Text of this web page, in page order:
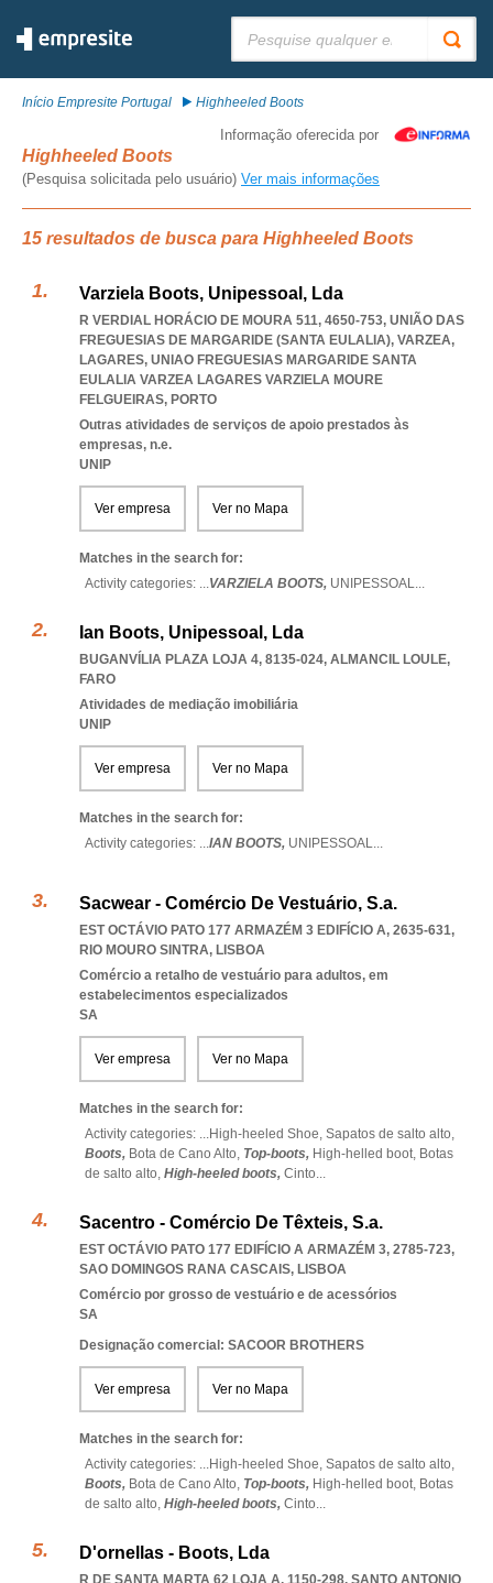
Início Empresite Portugal Highheeled Boots
Informação oferecida por
Highheeled Boots
(Pesquisa solicitada pelo usuário) Ver mais informações
15 resultados de busca para Highheeled Boots
Varziela Boots, Unipessoal, Lda
R VERDIAL HORÁCIO DE MOURA 511, 4650-753, UNIÃO DAS
FREGUESIAS DE MARGARIDE (SANTA EULALIA), VARZEA,
LAGARES, UNIAO FREGUESIAS MARGARIDE SANTA
EULALIA VARZEA LAGARES VARZIELA MOURE
FELGUEIRAS, PORTO
Outras atividades de serviços de apoio prestados às
empresas, n.e.
UNIP
Ver empresa Ver no Mapa
Matches in the search for:
Activity categories: ...VARZIELA BOOTS, UNIPESSOAL...
Ian Boots, Unipessoal, Lda
BUGANVÍLIA PLAZA LOJA 4, 8135-024, ALMANCIL LOULE,
FARO
Atividades de mediação imobiliária
UNIP
Ver empresa Ver no Mapa
Matches in the search for:
Activity categories: ...IAN BOOTS, UNIPESSOAL...
Sacwear - Comércio De Vestuário, S.a.
EST OCTÁVIO PATO 177 ARMAZÉM 3 EDIFÍCIO A, 2635-631,
RIO MOURO SINTRA, LISBOA
Comércio a retalho de vestuário para adultos, em
estabelecimentos especializados
SA
Ver empresa Ver no Mapa
Matches in the search for:
Activity categories: ...High-heeled Shoe, Sapatos de salto alto,
Boots, Bota de Cano Alto, Top-boots, High-helled boot, Botas
de salto alto, High-heeled boots, Cinto...
Sacentro - Comércio De Têxteis, S.a.
EST OCTÁVIO PATO 177 EDIFÍCIO A ARMAZÉM 3, 2785-723,
SAO DOMINGOS RANA CASCAIS, LISBOA
Comércio por grosso de vestuário e de acessórios
SA
Designação comercial: SACOOR BROTHERS
Ver empresa Ver no Mapa
Matches in the search for:
Activity categories: ...High-heeled Shoe, Sapatos de salto alto,
Boots, Bota de Cano Alto, Top-boots, High-helled boot, Botas
de salto alto, High-heeled boots, Cinto...
D'ornellas - Boots, Lda
R DE SANTA MARTA 62 LOJA A, 1150-298, SANTO ANTONIO